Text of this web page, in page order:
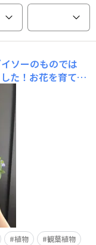
ソーのものでは
た！お花を育てる
思います！
植物
観葉植物